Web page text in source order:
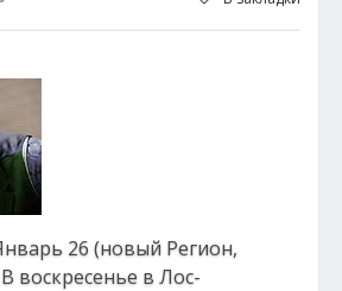
26 (новый Регион,
воскресенье в Лос-